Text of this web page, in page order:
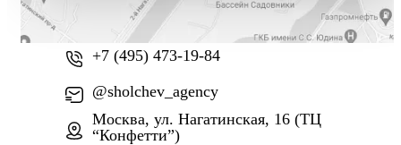
+7 (800) 777-61-74
+7 (495) 473-19-84
@sholchev_agency
Москва, ул. Нагатинская, 16 (ТЦ
“Конфетти”)